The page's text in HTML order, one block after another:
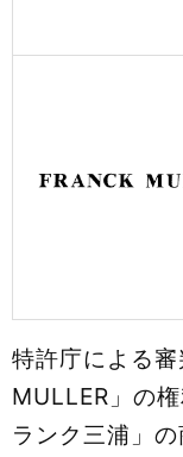
特許庁による
MULLER」の
ランク三浦」